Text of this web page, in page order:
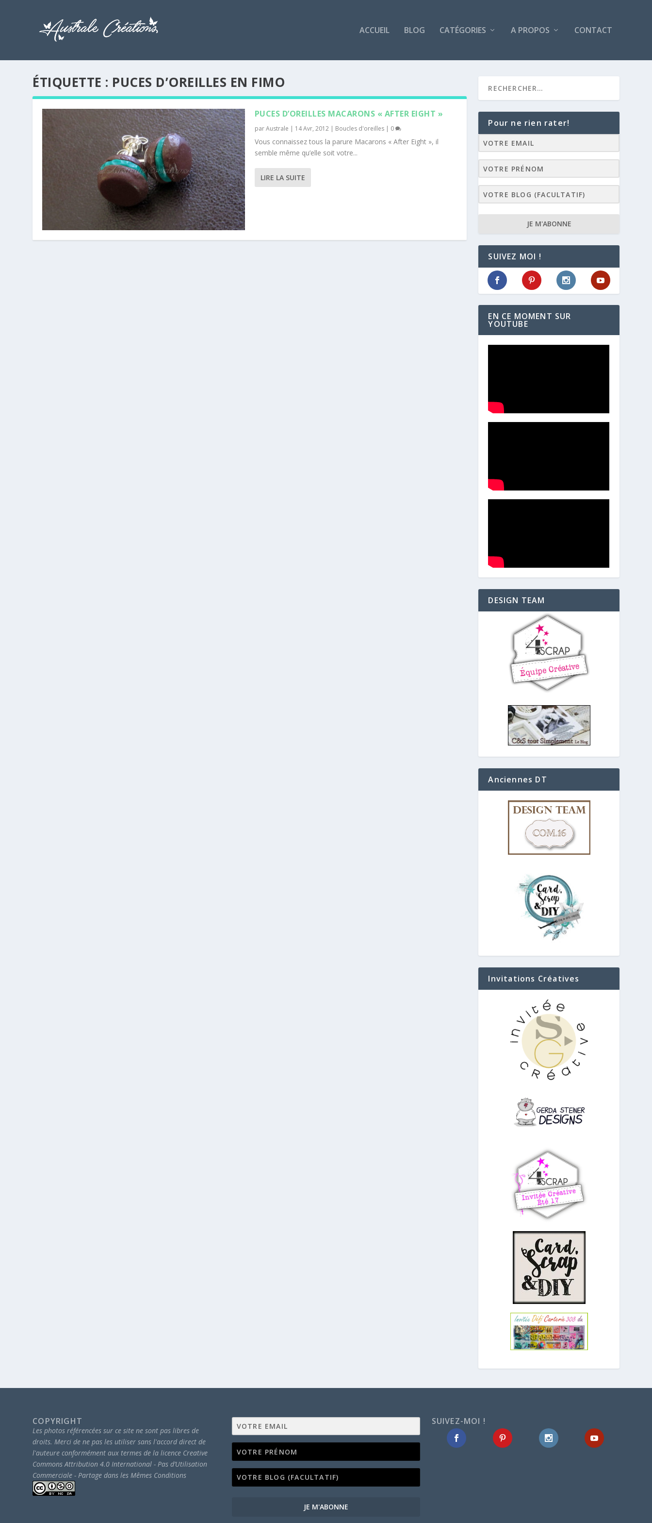
ACCUEIL BLOG CATÉGORIES A PROPOS CONTACT
ÉTIQUETTE : PUCES D’OREILLES EN FIMO
PUCES D’OREILLES MACARONS « AFTER EIGHT »
parAustrale | 14 Avr, 2012| Boucles d'oreilles| 0
Vous connaissez tous la parure Macarons « After Eight », il
semble même qu’elle soit votre...
LIRE LA SUITE
Pour ne rien rater!
JE M'ABONNE
SUIVEZ MOI !
EN CE MOMENT SUR
YOUTUBE
DESIGN TEAM
Anciennes DT
Invitations Créatives
COPYRIGHT
Les photos référencées sur ce site ne sont pas libres de
droits. Merci de ne pas les utiliser sans l'accord direct de
l'auteure conformément aux termes de la licence Creative
Commons Attribution 4.0 International - Pas d’Utilisation
Commerciale - Partage dans les Mêmes Conditions
JE M'ABONNE
SUIVEZ-MOI !